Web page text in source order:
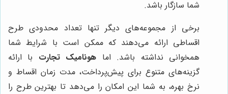
شما سازگار باشد.
برخی از مجموعه‌های دیگر تنها تعداد محدودی طرح
اقساطی ارائه می‌دهند که ممکن است با شرایط شما
همخوانی نداشته باشد. اما هونامیک تجارت با ارائه
گزینه‌های متنوع برای پیش‌پرداخت، مدت زمان اقساط و
نرخ بهره، به شما این امکان را می‌دهد تا بهترین طرح را